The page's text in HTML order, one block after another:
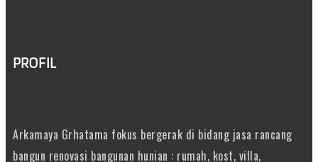
PROFIL
Arkamaya Grhatama fokus bergerak di bidang jasa rancang
bangun renovasi bangunan hunian : rumah, kost, villa,